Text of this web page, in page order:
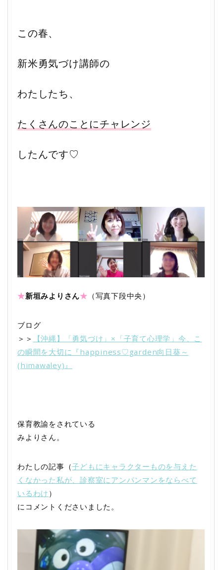
この春、
新米勇気づけ講師の
わたしたち、
たくさんのことにチャレンジ
したんです♡
★新垣みよりさん★ （写真下段中央）
ブログ
＞＞
【沖縄】「勇気づけ」×「子育て心理学」今、こ
の瞬間を大切に『happiness♡garden向日葵～
(himawaley)』
保育教諭をされている
みよりさん。
わたしの記事（子どもにキャラクターものを与えた
くなかった私が、診察室にアンパンマンをならべて
いるわけ ）
にコメントくださいました。